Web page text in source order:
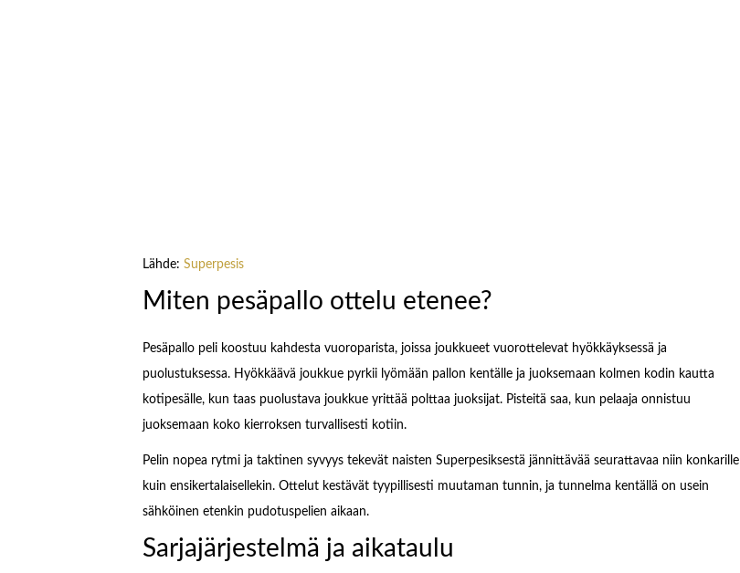
Lähde: Superpesis
Miten pesäpallo ottelu etenee?
Pesäpallo peli koostuu kahdesta vuoroparista, joissa joukkueet vuorottelevat hyökkäyksessä ja
puolustuksessa. Hyökkäävä joukkue pyrkii lyömään pallon kentälle ja juoksemaan kolmen kodin kautta
kotipesälle, kun taas puolustava joukkue yrittää polttaa juoksijat. Pisteitä saa, kun pelaaja onnistuu
juoksemaan koko kierroksen turvallisesti kotiin.
Pelin nopea rytmi ja taktinen syvyys tekevät naisten Superpesiksestä jännittävää seurattavaa niin konkarille
kuin ensikertalaisellekin. Ottelut kestävät tyypillisesti muutaman tunnin, ja tunnelma kentällä on usein
sähköinen etenkin pudotuspelien aikaan.
Sarjajärjestelmä ja aikataulu